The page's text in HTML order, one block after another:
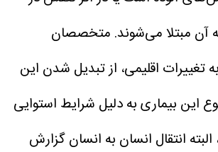
آن مبتلا می‌شوند. متخصصان
به تغییرات اقلیمی، از تبدیل شدن این
این بیماری به دلیل شرایط استوایی
انتقال انسان به انسان گزارش